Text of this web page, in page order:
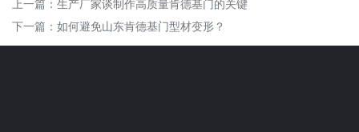
上一篇： 生产厂家谈制作高质量肯德基门的关键
下一篇： 如何避免山东肯德基门型材变形？